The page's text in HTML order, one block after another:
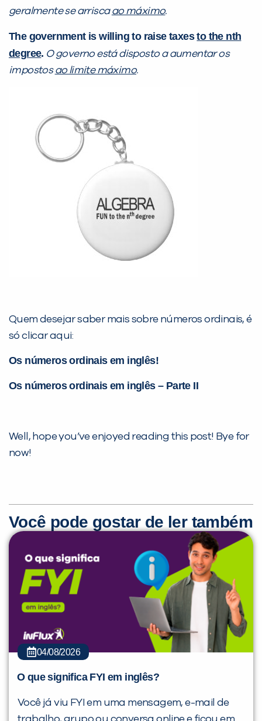
geralmente se arriscaao máximo.
The government is willing to raise taxesto the nth
degree. O governo está disposto a aumentar os
impostosao limite máximo.
Quem desejar saber mais sobre números ordinais, é
só clicar aqui:
Os números ordinais em inglês!
Os números ordinais em inglês – Parte II
Well, hope you’ve enjoyed reading this post! Bye for
now!
Você pode gostar de ler também
04/08/2026
O que significa FYI em inglês?
Você já viu FYI em uma mensagem, e-mail de